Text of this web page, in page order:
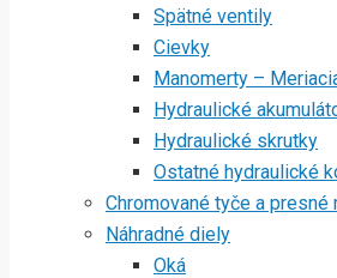
Spätné ventily
Cievky
Manomerty –
Hydraulické
Hydraulické skrutky
Ostatné hydraulické
Chromované tyče a presné
Náhradné diely
Oká